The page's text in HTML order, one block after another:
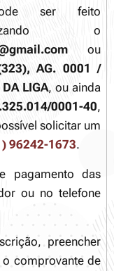
ser feito
o
ou
AG. 0001 /
LIGA, ou ainda
0001-40,
solicitar um
96242-1673.
pagamento das
ou no telefone
preencher
comprovante de